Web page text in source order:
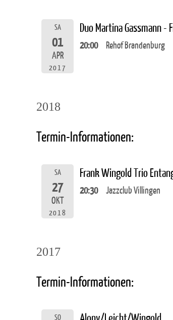
SA
01
APR
2017
Duo Martina Gassmann -
20:00 Rehof Brandenburg
2018
Termin-Informationen:
SA
27
OKT
2018
Frank Wingold Trio
20:30 Jazzclub Villingen
2017
Termin-Informationen:
SO